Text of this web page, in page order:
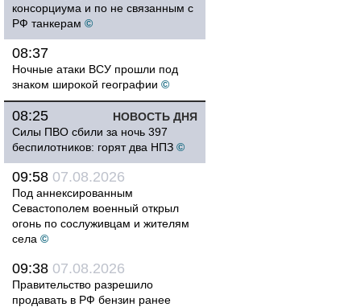
консорциума и по не связанным с
РФ танкерам ©
08:37
Ночные атаки ВСУ прошли под
знаком широкой географии ©
НОВОСТЬ ДНЯ
08:25
Силы ПВО сбили за ночь 397
беспилотников: горят два НПЗ ©
09:58 07.08.2026
Под аннексированным
Севастополем военный открыл
огонь по сослуживцам и жителям
села ©
09:38 07.08.2026
Правительство разрешило
продавать в РФ бензин ранее